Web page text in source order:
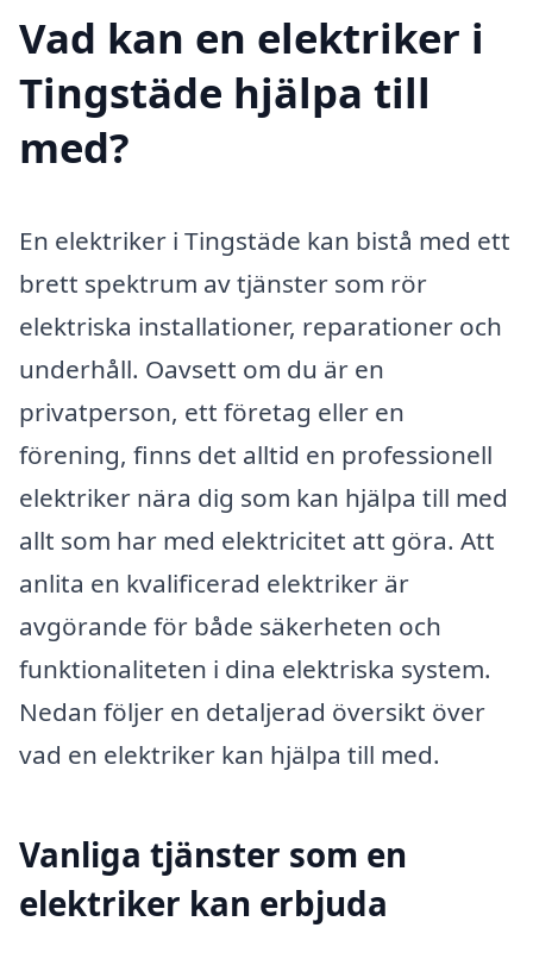
Vad kan en elektriker i
Tingstäde hjälpa till
med?
En elektriker i Tingstäde kan bistå med ett
brett spektrum av tjänster som rör
elektriska installationer, reparationer och
underhåll. Oavsett om du är en
privatperson, ett företag eller en
förening, finns det alltid en professionell
elektriker nära dig som kan hjälpa till med
allt som har med elektricitet att göra. Att
anlita en kvalificerad elektriker är
avgörande för både säkerheten och
funktionaliteten i dina elektriska system.
Nedan följer en detaljerad översikt över
vad en elektriker kan hjälpa till med.
Vanliga tjänster som en
elektriker kan erbjuda